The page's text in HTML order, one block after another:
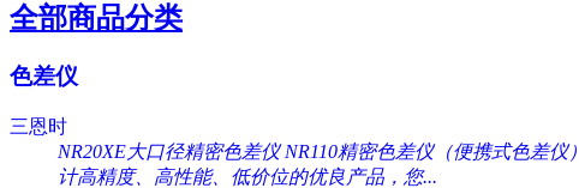
全部商品分类
色差仪
三恩时
NR20XE大口径精密色差仪 NR110精密色差仪（便携式色差仪）
计高精度、高性能、低价位的优良产品，您...